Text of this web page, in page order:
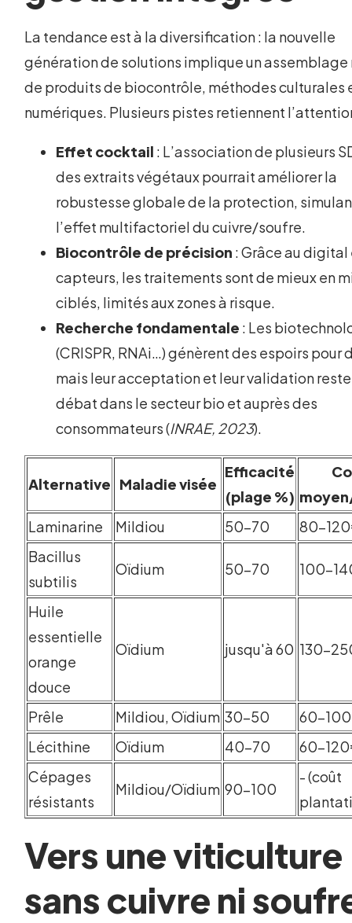
La tendance est à la diversification : la nouvelle
génération de solutions implique un
de produits de biocontrôle, méthodes culturales
numériques. Plusieurs pistes retiennent
Effet cocktail : L’association de plusieurs
des extraits végétaux pourrait améliorer la
robustesse globale de la protection,
l’effet multifactoriel du cuivre/soufre.
Biocontrôle de précision : Grâce au digital
capteurs, les traitements sont de mieux en
ciblés, limités aux zones à risque.
Recherche fondamentale : Les
(CRISPR, RNAi…) génèrent des espoirs pour
mais leur acceptation et leur validation
débat dans le secteur bio et auprès des
consommateurs (INRAE, 2023).
Alternative Maladie visée
Efficacité
(plage %)
Laminarine
Mildiou 50-70
80-
Bacillus
subtilis
Oïdium 50-70 100-
Huile
essentielle
orange
douce
Oïdium jusqu'à 60 130-
Prêle Mildiou, Oïdium 30-50
60-
Lécithine
Oïdium 40-70
60-
Cépages
résistants
Mildiou/Oïdium 90-100
- (coût
Vers une viticulture
sans cuivre ni